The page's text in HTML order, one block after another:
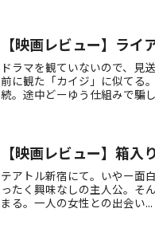
【映画レビュー】ラ
ドラマを観ていないので、見
前に観た「カイジ」に似てる
続。途中どーゆう仕組みで騙
【映画レビュー】箱入
テアトル新宿にて。いやー
ったく興味なしの主人公。そ
まる。一人の女性との出会い...